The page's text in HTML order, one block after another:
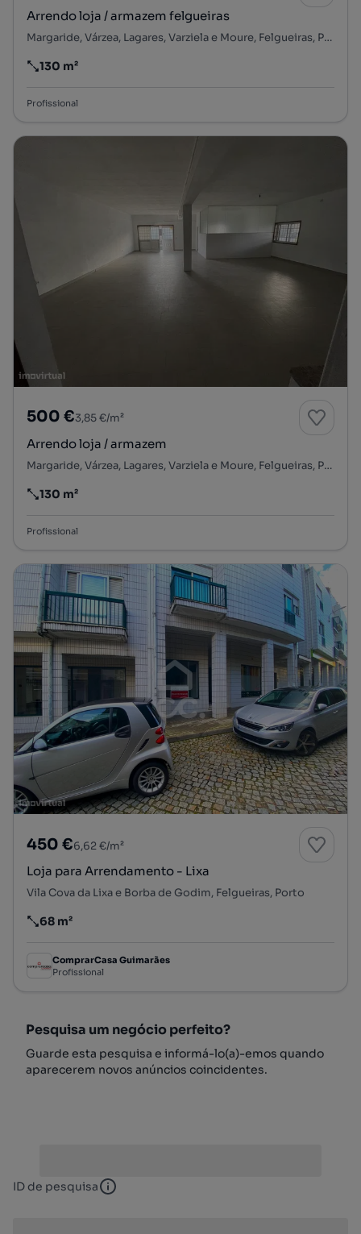
Arrendo loja / armazem felgueiras
Margaride, Várzea, Lagares, Varziela e Moure, Felgueiras, Porto
Preço por metro quadrado
130 m²
Profissional
500 €3,85 €/m²
Arrendo loja / armazem
Margaride, Várzea, Lagares, Varziela e Moure, Felgueiras, Porto
Preço por metro quadrado
130 m²
Profissional
450 €6,62 €/m²
Loja para Arrendamento - Lixa
Vila Cova da Lixa e Borba de Godim, Felgueiras, Porto
Preço por metro quadrado
68 m²
ComprarCasa Guimarães
Profissional
Pesquisa um negócio perfeito?
Guarde esta pesquisa e informá-lo(a)-emos quando
aparecerem novos anúncios coincidentes.
ID de pesquisa ID de pesquisa